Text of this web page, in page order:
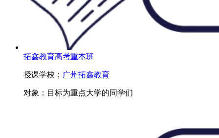
拓鑫教育高考重本班
授课学校： 广州拓鑫教育
对象： 目标为重点大学的同学们